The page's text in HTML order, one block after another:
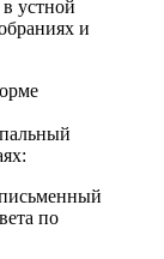
устной
и
по